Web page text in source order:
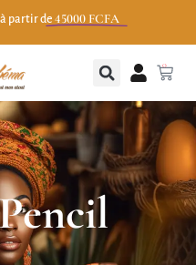
partir de 45000 FCFA
0